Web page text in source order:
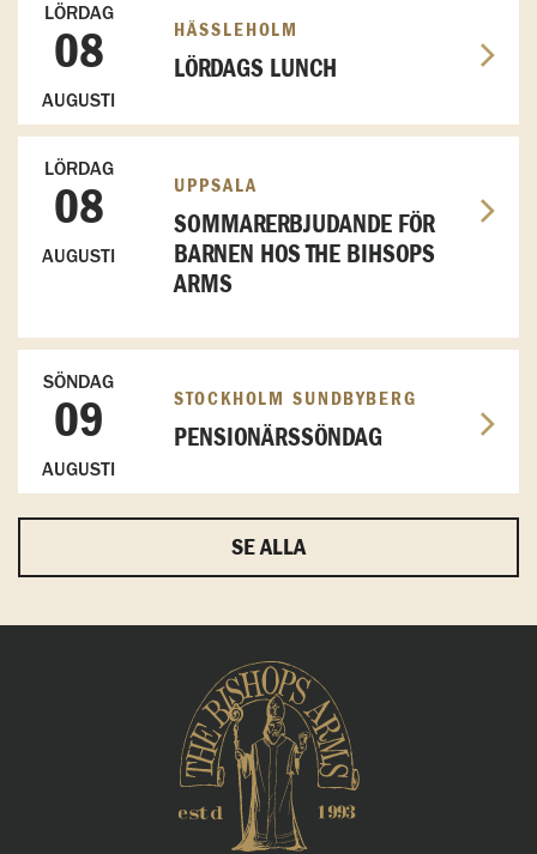
LÖRDAG
08
AUGUSTI
HÄSSLEHOLM
LÖRDAGS LUNCH
LÖRDAG
08
AUGUSTI
UPPSALA
SOMMARERBJUDANDE FÖR
BARNEN HOS THE BIHSOPS
ARMS
SÖNDAG
09
AUGUSTI
STOCKHOLM SUNDBYBERG
PENSIONÄRSSÖNDAG
SE ALLA